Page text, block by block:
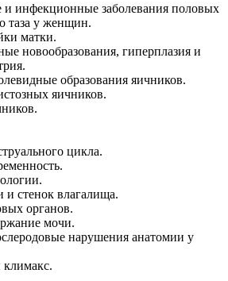
и инфекционные заболевания половых
таза у женщин.
матки.
новообразования, гиперплазия и
образования яичников.
яичников.
цикла.
стенок влагалища.
органов.
мочи.
нарушения анатомии у
климакс.